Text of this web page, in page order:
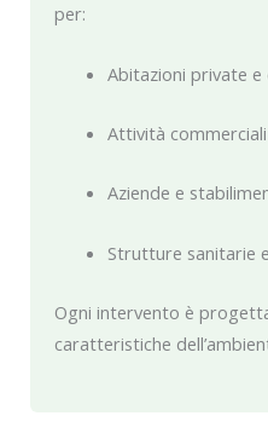
per:
Abitazioni private e
Attività
Aziende e
Strutture sanitarie
Ogni intervento è
caratteristiche